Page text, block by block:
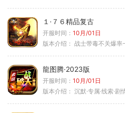
１·７６精品复古
开服时间： 10月/01日
版本介绍： 战士带毒不关爆率
龍图腾·2023版
开服时间： 10月/01日
版本介绍： 沉默·专属·线索·剧